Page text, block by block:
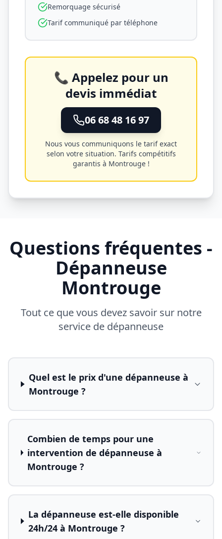
Remorquage sécurisé
Tarif communiqué par téléphone
📞 Appelez pour un
devis immédiat
06 68 48 16 97
Nous vous communiquons le tarif exact
selon votre situation. Tarifs compétitifs
garantis à Montrouge!
Questions fréquentes -
Dépanneuse
Montrouge
Tout ce que vous devez savoir sur notre
service de dépanneuse
Quel est le prix d'une dépanneuse à
Montrouge ?
Combien de temps pour une
intervention de dépanneuse à
Montrouge ?
La dépanneuse est-elle disponible
24h/24 à Montrouge ?